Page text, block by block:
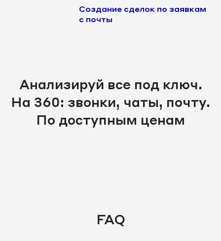
Создание сделок по заявкам
с почты
Анализируй все под ключ.
На 360: звонки, чаты, почту.
По доступным ценам
FAQ